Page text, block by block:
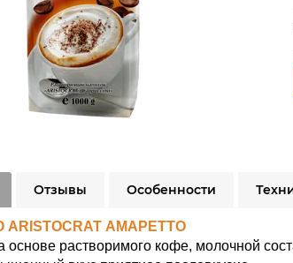
Отзывы Особенности
АМАРЕТТО
основе растворимого кофе, молочной